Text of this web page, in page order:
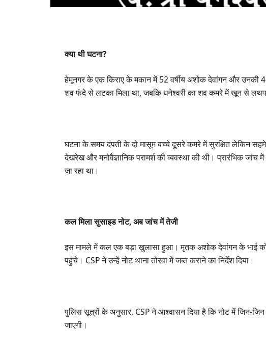
क्या थी घटना?
हेमूनगर के एक किराए के मकान में 52 वर्षीय अशोक देवांगन और उनकी
शव फंदे से लटका मिला था, जबकि धनेश्वरी का शव कमरे में खून से
घटना के समय दंपती के दो मासूम बच्चे दूसरे कमरे में सुरक्षित लेकिन
देखरेख और मनोवैज्ञानिक परामर्श की व्यवस्था की थी। प्रारंभिक जांच
जा रहा था।
कल मिला सुसाइड नोट, अब जांच में तेजी
इस मामले में कल एक बड़ा खुलासा हुआ। मृतक अशोक देवांगन के भाई
पहुंचे। CSP ने उन्हें नोट थाना तोरवा में जब्त कराने का निर्देश दिया।
पुलिस सूत्रों के अनुसार, CSP ने आश्वासन दिया है कि नोट में जिन-
जाएगी।